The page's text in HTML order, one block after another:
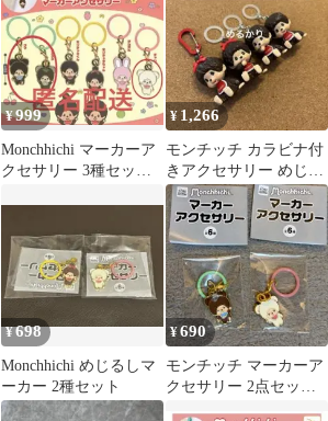
¥999
Monchhichi マーカーア
クセサリー 3種セット
¥ 1,266
モンチッチ カラビナ付
きアクセサリー めじる
し
¥698
Monchhichi めじるしマ
ーカー 2種セット
¥690
モンチッチ マーカーア
クセサリー 2点セット